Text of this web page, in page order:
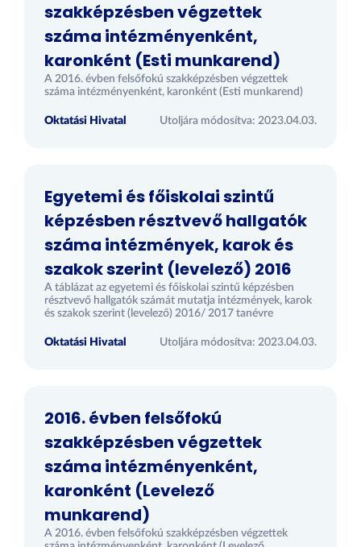
szakképzésben végzettek
száma intézményenként,
karonként (Esti munkarend)
A 2016. évben felsőfokú szakképzésben végzettek
száma intézményenként, karonként (Esti munkarend)
Oktatási Hivatal Utoljára módosítva: 2023.04.03.
Egyetemi és főiskolai szintű
képzésben résztvevő hallgatók
száma intézmények, karok és
szakok szerint (levelező) 2016
A táblázat az egyetemi és főiskolai szintű képzésben
résztvevő hallgatók számát mutatja intézmények, karok
és szakok szerint (levelező) 2016/ 2017 tanévre
Oktatási Hivatal Utoljára módosítva: 2023.04.03.
2016. évben felsőfokú
szakképzésben végzettek
száma intézményenként,
karonként (Levelező
munkarend)
A 2016. évben felsőfokú szakképzésben végzettek